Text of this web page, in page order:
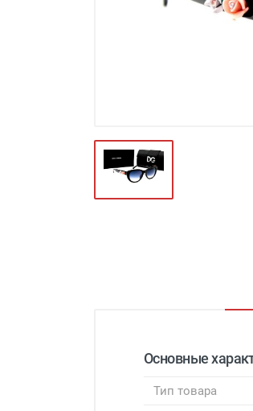
Атрибуты для оптики (59)
Основные
Тип товара